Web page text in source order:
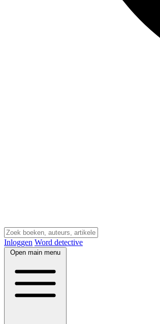
Inloggen Word detective
Open main menu